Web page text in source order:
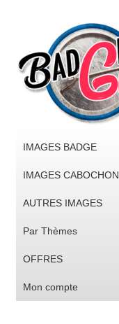
la
navigation
contenu
IMAGES BADGE
IMAGES CABOCHON
AUTRES IMAGES
Par Thèmes
OFFRES
Mon compte